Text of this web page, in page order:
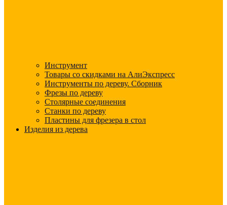
Инструмент
Товары со скидками на АлиЭкспресс
Инструменты по дереву. Сборник
Фрезы по дереву
Столярные соединения
Станки по дереву
Пластины для фрезера в стол
Изделия из дерева